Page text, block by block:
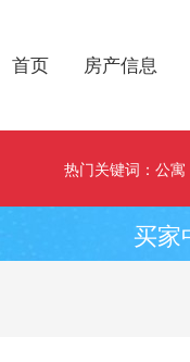
首页 房产信息
热门关键词： 公寓
买家